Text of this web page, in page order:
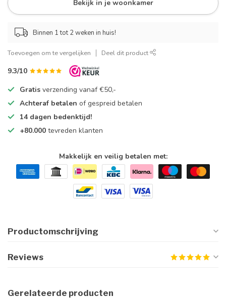
Bekijk in je woonkamer
Binnen 1 tot 2 weken in huis!
Toevoegen om te vergelijken Deel dit product
9.3/10
Gratis verzending vanaf €50,-
Achteraf betalen of gespreid betalen
14 dagen bedenktijd!
+80.000 tevreden klanten
Makkelijk en veilig betalen met:
Productomschrijving
Reviews
Gerelateerde producten